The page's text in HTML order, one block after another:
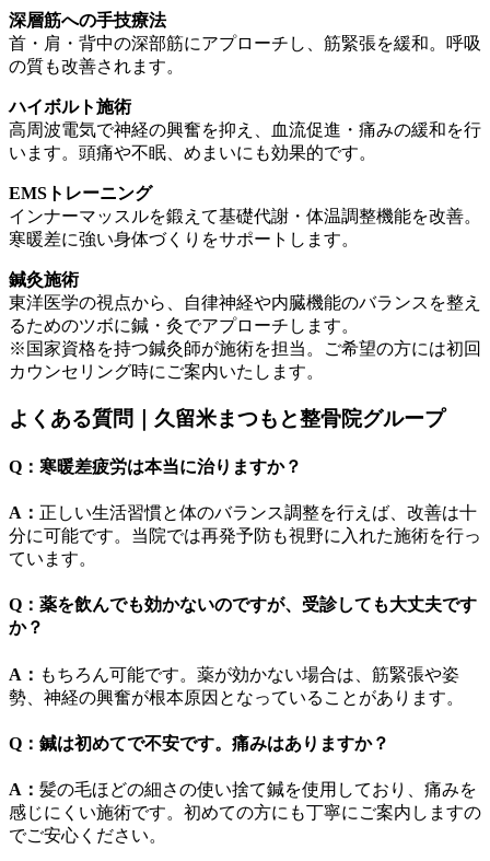
深層筋への手技療法
首・肩・背中の深部筋にアプローチし、筋緊張を緩和。呼吸
の質も改善されます。
ハイボルト施術
高周波電気で神経の興奮を抑え、血流促進・痛みの緩和を行
います。頭痛や不眠、めまいにも効果的です。
EMSトレーニング
インナーマッスルを鍛えて基礎代謝・体温調整機能を改善。
寒暖差に強い身体づくりをサポートします。
鍼灸施術
東洋医学の視点から、自律神経や内臓機能のバランスを整え
るためのツボに鍼・灸でアプローチします。
※国家資格を持つ鍼灸師が施術を担当。ご希望の方には初回
カウンセリング時にご案内いたします。
よくある質問｜久留米まつもと整骨院グループ
Q：寒暖差疲労は本当に治りますか？
A： 正しい生活習慣と体のバランス調整を行えば、改善は十
分に可能です。当院では再発予防も視野に入れた施術を行っ
ています。
Q：薬を飲んでも効かないのですが、受診しても大丈夫です
か？
A： もちろん可能です。薬が効かない場合は、筋緊張や姿
勢、神経の興奮が根本原因となっていることがあります。
Q：鍼は初めてで不安です。痛みはありますか？
A： 髪の毛ほどの細さの使い捨て鍼を使用しており、痛みを
感じにくい施術です。初めての方にも丁寧にご案内しますの
でご安心ください。